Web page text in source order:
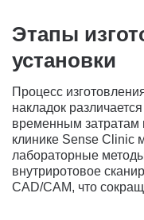
Этапы
установки
Процесс
накладок
временным затратам
клинике Sense Clinic
лабораторные
внутриротовое
CAD/CAM, что